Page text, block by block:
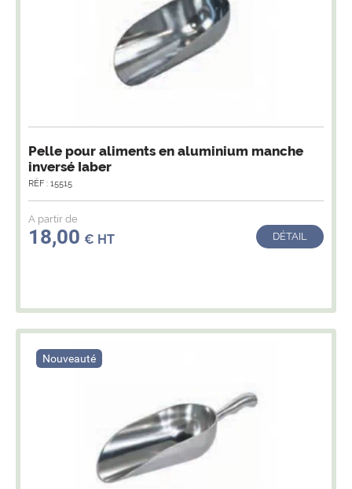
Pelle pour aliments en aluminium manche
inversé Iaber
RÉF : 15515
A partir de
18,00 € HT DÉTAIL
Nouveauté